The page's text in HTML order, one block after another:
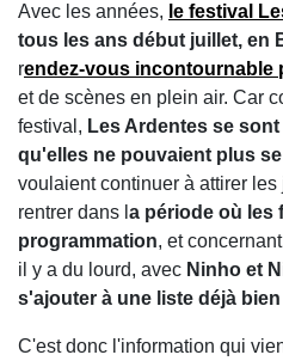
Avec les années, le festival
tous les ans début juillet, en
rendez-vous incontournable
et de scènes en plein air. Car
festival, Les Ardentes se
qu'elles ne pouvaient plus
voulaient continuer à attirer
rentrer dans l a période où les
programmation, et
il y a du lourd, avec Ninho et
s'ajouter à une liste déjà
C'est donc l'information qui